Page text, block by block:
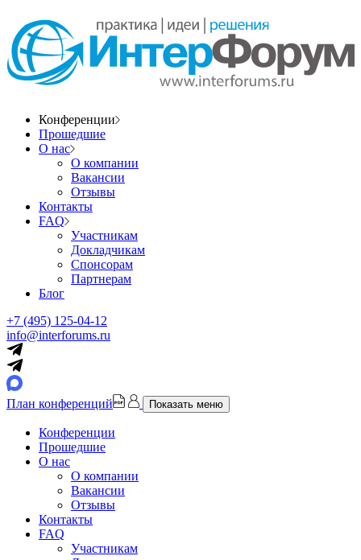
Конференции
Прошедшие
О нас
О компании
Вакансии
Отзывы
Контакты
FAQ
Участникам
Докладчикам
Спонсорам
Партнерам
Блог
+7 (495) 125-04-12
info@interforums.ru
План конференций Показать меню
Конференции
Прошедшие
О нас
О компании
Вакансии
Отзывы
Контакты
FAQ
Участникам